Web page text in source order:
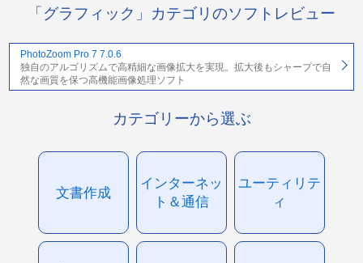
「グラフィック」カテゴリのソフトレビュー
PhotoZoom Pro 7 7.0.6
独自のアルゴリズムで高精細な画像拡大を実現。拡大後もシャープで自
然な画質を保つ高機能画像処理ソフト
カテゴリーから選ぶ
文書作成
インターネッ
ト＆通信
ユーティリテ
ィ